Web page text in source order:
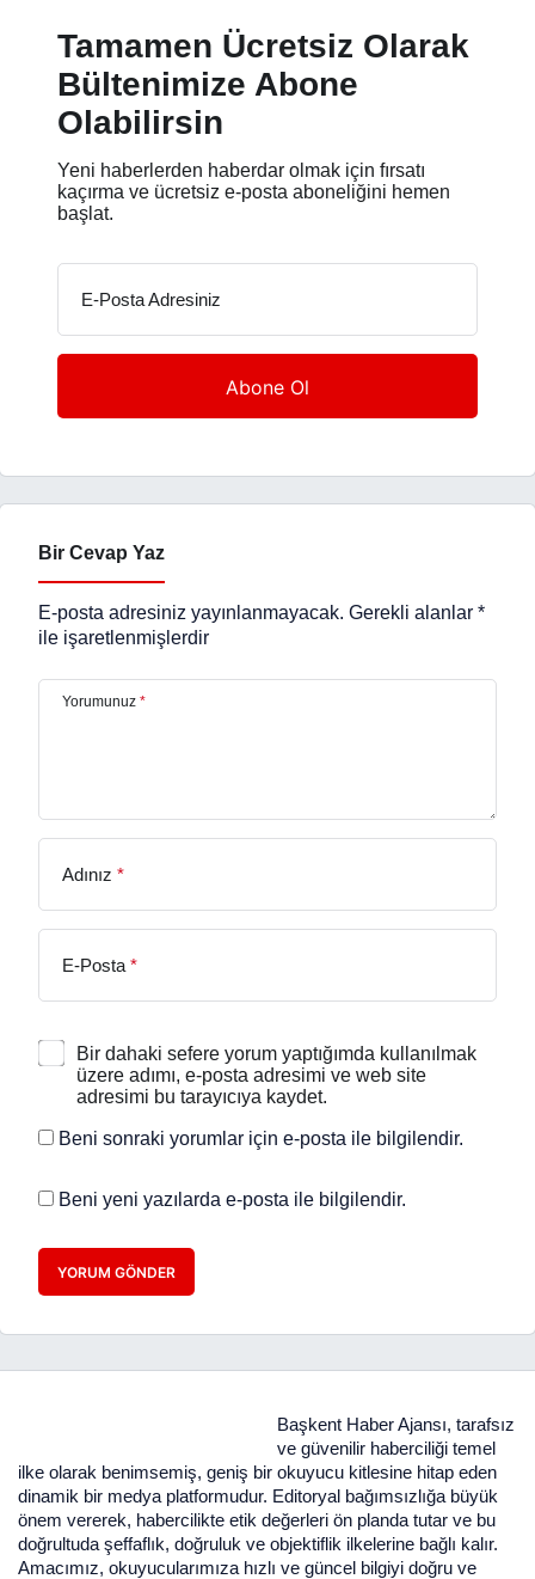
Tamamen Ücretsiz Olarak
Bültenimize Abone
Olabilirsin
Yeni haberlerden haberdar olmak için fırsatı
kaçırma ve ücretsiz e-posta aboneliğini hemen
başlat.
E-Posta Adresiniz
Bir Cevap Yaz
E-posta adresiniz yayınlanmayacak. Gerekli alanlar *
ile işaretlenmişlerdir
Yorumunuz *
Adınız *
E-Posta *
Bir dahaki sefere yorum yaptığımda kullanılmak
üzere adımı, e-posta adresimi ve web site
adresimi bu tarayıcıya kaydet.
Beni sonraki yorumlar için e-posta ile bilgilendir.
Beni yeni yazılarda e-posta ile bilgilendir.
YORUM GÖNDER
Başkent Haber Ajansı, tarafsız
ve güvenilir haberciliği temel
ilke olarak benimsemiş, geniş bir okuyucu kitlesine hitap eden
dinamik bir medya platformudur. Editoryal bağımsızlığa büyük
önem vererek, habercilikte etik değerleri ön planda tutar ve bu
doğrultuda şeffaflık, doğruluk ve objektiflik ilkelerine bağlı kalır.
Amacımız, okuyucularımıza hızlı ve güncel bilgiyi doğru ve